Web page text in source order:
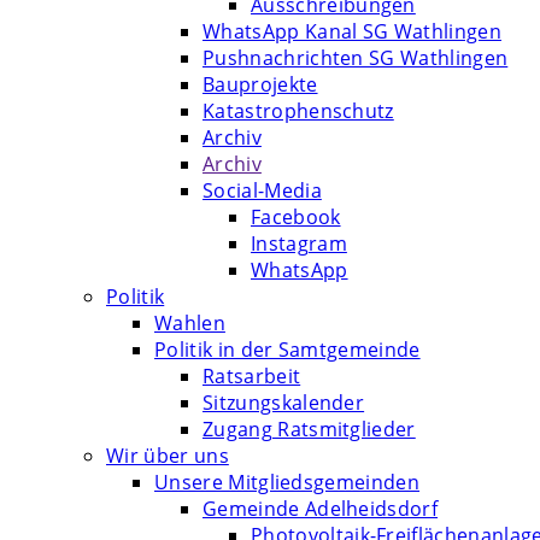
WhatsApp Kanal SG Wathlingen
Pushnachrichten SG Wathlingen
Bauprojekte
Katastrophenschutz
Archiv
Archiv
Social-Media
Facebook
Instagram
WhatsApp
Politik
Wahlen
Politik in der Samtgemeinde
Ratsarbeit
Sitzungskalender
Zugang Ratsmitglieder
Wir über uns
Unsere Mitgliedsgemeinden
Gemeinde Adelheidsdorf